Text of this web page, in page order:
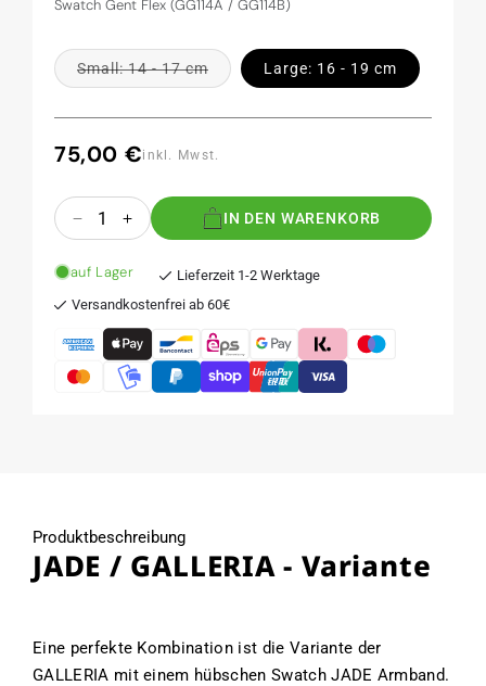
Swatch Gent Flex (GG114A / GG114B)
Small: 14 - 17 cmVariante
ausverkauft
Large: 16 - 19 cm
Normaler
75,00 €inkl. Mwst.
Anzahl
Verringere
Menge
für
/
GALLERIA
-
Erhöhe
Menge
für
/
GALLERIA
-
IN DEN WARENKORB
auf Lager
Lieferzeit 1-2 Werktage
Versandkostenfrei ab 60€
Produktbeschreibung
JADE / GALLERIA - Variante
Eine perfekte Kombination ist die Variante der
GALLERIA mit einem hübschen Swatch JADE Armband.